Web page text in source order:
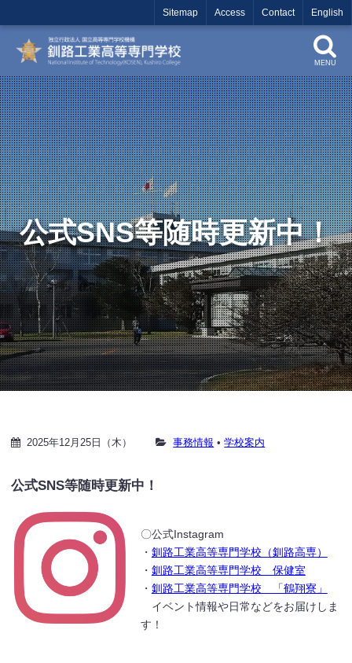
Sitemap Access Contact English
MENU
公式SNS等随時更新中！
2025年12月25日（木） 事務情報 •学校案内
公式SNS等随時更新中！
〇公式Instagram
・ 釧路工業高等専門学校（釧路高専）
・ 釧路工業高等専門学校 保健室
・ 釧路工業高等専門学校 「鶴翔寮」
イベント情報や日常などをお届けしま
す！